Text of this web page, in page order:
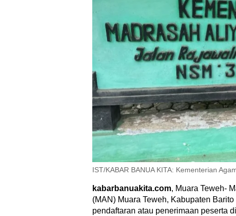
IST/KABAR BANUA KITA: Kementerian
kabarbanuakita.com, Muara Teweh-
(MAN) Muara Teweh, Kabupaten
pendaftaran atau penerimaan peserta